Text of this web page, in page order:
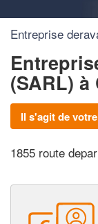
Entreprise
(SARL) à
Il s'agit de
1855 route